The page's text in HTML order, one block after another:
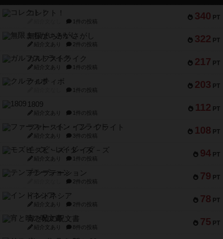
340 PT
コレクト！
1件の投稿
322 PT
無限まちがいさがし
紹介文あり 2件の投稿
217 PT
ガルフストライク
紹介文あり 1件の投稿
203 PT
クルティボ
1件の投稿
112 PT
1809
紹介文あり 1件の投稿
108 PT
ファースト・イン・フライト
紹介文あり 3件の投稿
94 PT
モズビ－ズ・レイダ－ズ
紹介文あり 1件の投稿
79 PT
テンプテーション
2件の投稿
78 PT
インドネシア
紹介文あり 2件の投稿
75 PT
宵と暁の呪文書
紹介文あり 8件の投稿